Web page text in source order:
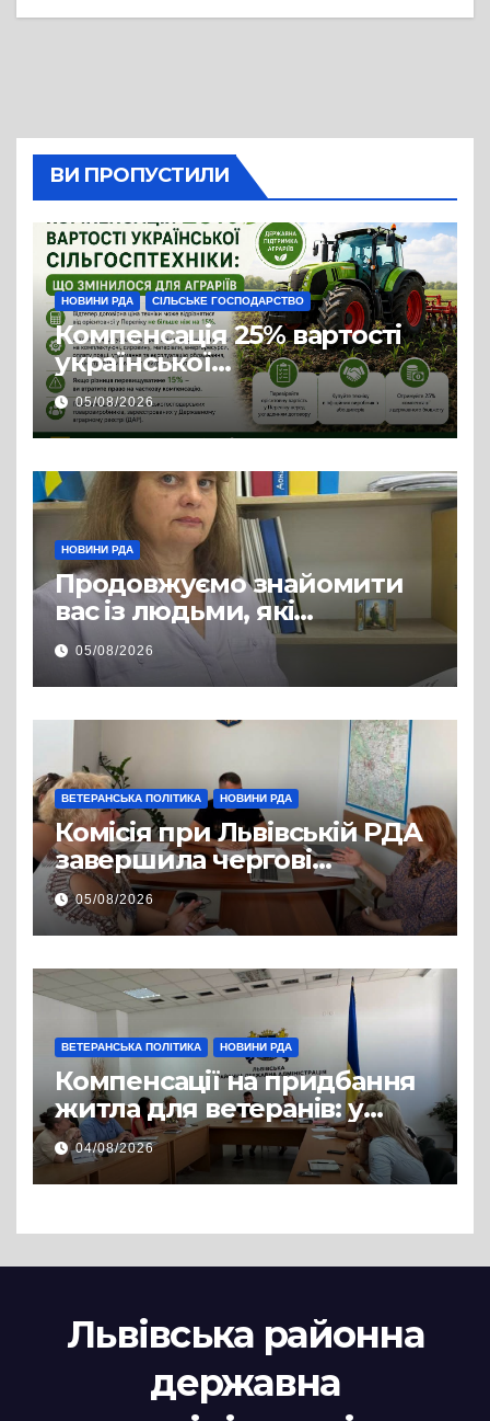
ВИ ПРОПУСТИЛИ
НОВИНИ РДА СІЛЬСЬКЕ ГОСПОДАРСТВО
Компенсація 25% вартості
української
сільгосптехніки: що
змінилося для аграріїв
05/08/2026
НОВИНИ РДА
Продовжуємо знайомити
вас із людьми, які
допомагають нашим
захисникам і захисницям
повертатися до цивільного
життя
05/08/2026
ВЕТЕРАНСЬКА ПОЛІТИКА НОВИНИ РДА
Комісія при Львівській РДА
завершила чергові
співбесіди та
рекомендувала кандидатів
на посади фахівців із
супроводу
05/08/2026
ВЕТЕРАНСЬКА ПОЛІТИКА НОВИНИ РДА
Компенсації на придбання
житла для ветеранів: у
Львівській РДА розглянули
нові заяви
04/08/2026
Львівська районна
державна